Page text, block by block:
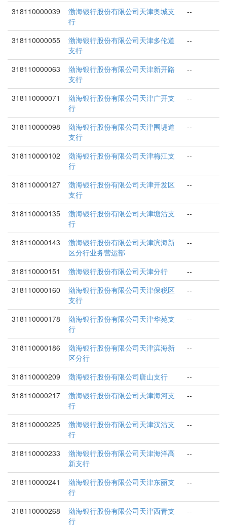
318110000039
渤海银行股份有限公司天津奥城支
行
--
318110000055
渤海银行股份有限公司天津多伦道
支行
--
318110000063
渤海银行股份有限公司天津新开路
支行
--
318110000071
渤海银行股份有限公司天津广开支
行
--
318110000098
渤海银行股份有限公司天津围堤道
支行
--
318110000102
渤海银行股份有限公司天津梅江支
行
--
318110000127
渤海银行股份有限公司天津开发区
支行
--
318110000135
渤海银行股份有限公司天津塘沽支
行
--
318110000143
渤海银行股份有限公司天津滨海新
区分行业务营运部
--
318110000151 渤海银行股份有限公司天津分行
--
318110000160
渤海银行股份有限公司天津保税区
支行
--
318110000178
渤海银行股份有限公司天津华苑支
行
--
318110000186
渤海银行股份有限公司天津滨海新
区分行
--
318110000209 渤海银行股份有限公司唐山支行
--
318110000217
渤海银行股份有限公司天津海河支
行
--
318110000225
渤海银行股份有限公司天津汉沽支
行
--
318110000233
渤海银行股份有限公司天津海洋高
新支行
--
318110000241
渤海银行股份有限公司天津东丽支
行
--
318110000268
渤海银行股份有限公司天津西青支
行
--